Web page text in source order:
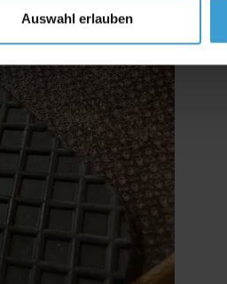
Auswahl erlauben